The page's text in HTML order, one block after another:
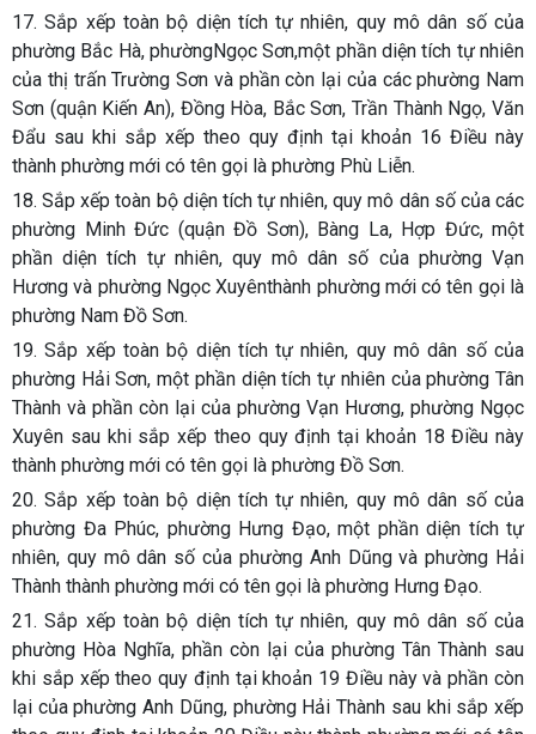
17. Sắp xếp toàn bộ diện tích tự nhiên, quy mô dân số của
phường Bắc Hà, phườngNgọc Sơn,một phần diện tích tự nhiên
của thị trấn Trường Sơn và phần còn lại của các phường Nam
Sơn (quận Kiến An), Đồng Hòa, Bắc Sơn, Trần Thành Ngọ, Văn
Đẩu sau khi sắp xếp theo quy định tại khoản 16 Điều này
thành phường mới có tên gọi là phường Phù Liễn.
18. Sắp xếp toàn bộ diện tích tự nhiên, quy mô dân số của các
phường Minh Đức (quận Đồ Sơn), Bàng La, Hợp Đức, một
phần diện tích tự nhiên, quy mô dân số của phường Vạn
Hương và phường Ngọc Xuyênthành phường mới có tên gọi là
phường Nam Đồ Sơn.
19. Sắp xếp toàn bộ diện tích tự nhiên, quy mô dân số của
phường Hải Sơn, một phần diện tích tự nhiên của phường Tân
Thành và phần còn lại của phường Vạn Hương, phường Ngọc
Xuyên sau khi sắp xếp theo quy định tại khoản 18 Điều này
thành phường mới có tên gọi là phường Đồ Sơn.
20. Sắp xếp toàn bộ diện tích tự nhiên, quy mô dân số của
phường Đa Phúc, phường Hưng Đạo, một phần diện tích tự
nhiên, quy mô dân số của phường Anh Dũng và phường Hải
Thành thành phường mới có tên gọi là phường Hưng Đạo.
21. Sắp xếp toàn bộ diện tích tự nhiên, quy mô dân số của
phường Hòa Nghĩa, phần còn lại của phường Tân Thành sau
khi sắp xếp theo quy định tại khoản 19 Điều này và phần còn
lại của phường Anh Dũng, phường Hải Thành sau khi sắp xếp